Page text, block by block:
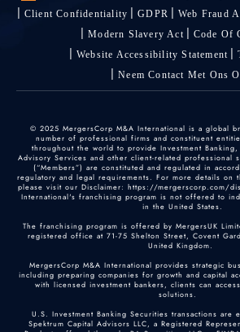
Client Confidentiality
GDPR
Web Fraud
Modern Slavery Act
Code Of
Website Accessibility Statement
Neem Contact Met Ons
© 2025 MergersCorp M&A International is a global
number of professional firms and constituent
throughout the world to provide Investment
Advisory Services and other client-related professional
(“Members”) are constituted and regulated in
regulatory and legal requirements. For more details on
please visit our Disclaimer: https://mergerscorp.com/
International's franchising program is not offered to
in the United States.
The franchising program is offered by MergersUK
registered office at 71-75 Shelton Street, Covent
United Kingdom.
MergersCorp M&A International provides strategic
including preparing companies for growth and capital
with licensed investment bankers, clients can
solutions.
U.S. Investment Banking Securities transactions are
Spektrum Capital Advisors LLC, a Registered